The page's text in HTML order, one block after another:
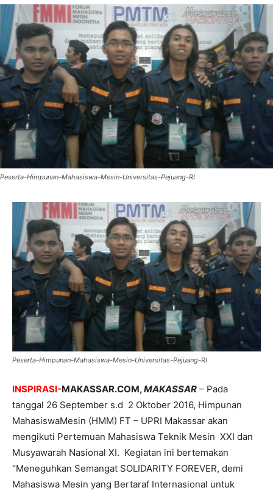
Peserta-Himpunan-Mahasiswa-Mesin-Universitas-Pejuang-RI
Peserta-Himpunan-Mahasiswa-Mesin-Universitas-Pejuang-RI
INSPIRASI-MAKASSAR.COM,MAKASSAR – Pada
tanggal 26 September s.d 2 Oktober 2016, Himpunan
MahasiswaMesin (HMM) FT – UPRI Makassar akan
mengikuti Pertemuan Mahasiswa Teknik Mesin XXI dan
Musyawarah Nasional XI. Kegiatan ini bertemakan
“Meneguhkan Semangat SOLIDARITY FOREVER, demi
Mahasiswa Mesin yang Bertaraf Internasional untuk